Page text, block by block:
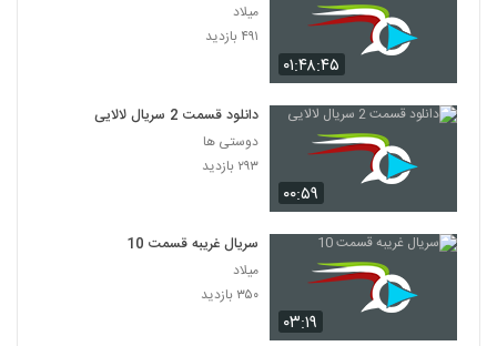
۰۱:۴۸:۴۵
میلاد
۴۹۱ بازدید
۰۰:۵۹
دانلود قسمت 2 سریال لالایی
دوستی ها
۲۹۳ بازدید
۰۳:۱۹
سریال غریبه قسمت 10
میلاد
۳۵۰ بازدید